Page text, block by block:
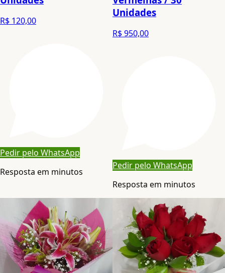
R$ 120,00
Pedir pelo WhatsApp
Resposta em minutos
Unidades
R$ 950,00
Pedir pelo WhatsApp
Resposta em minutos